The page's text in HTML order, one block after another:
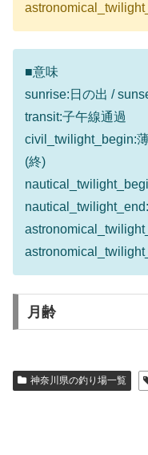
■意味
sunrise:日の出 /
transit:子午線通過
civil_twilight_begin:
(終)
月齢
神奈川県の釣り場一覧